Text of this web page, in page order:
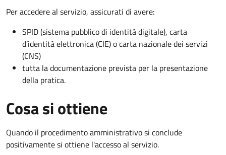
Per accedere al servizio, assicurati di avere:
SPID (sistema pubblico di identità digitale), carta
d’identità elettronica (CIE) o carta nazionale dei servizi
(CNS)
tutta la documentazione prevista per la presentazione
della pratica.
Cosa si ottiene
Quando il procedimento amministrativo si conclude
positivamente si ottiene l'accesso al servizio.